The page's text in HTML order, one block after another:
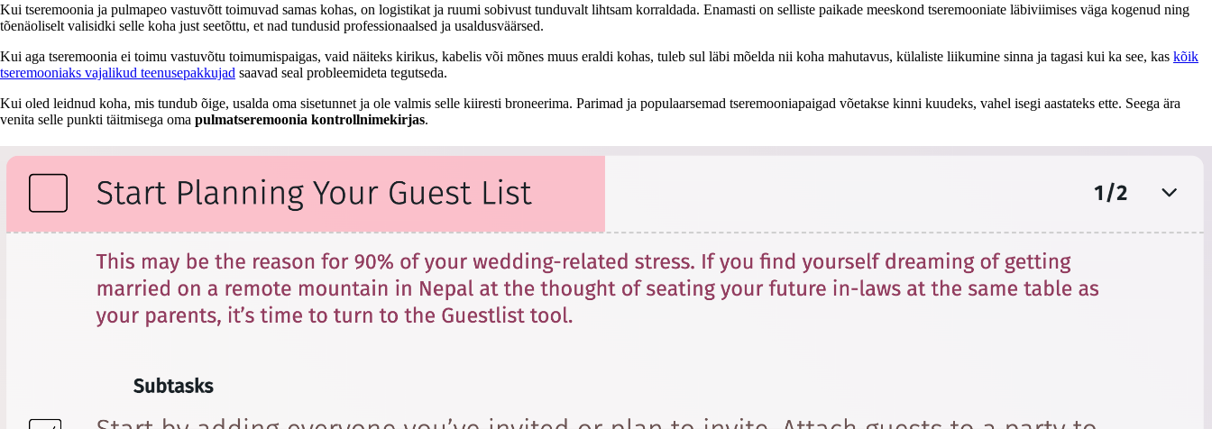
Kui tseremoonia ja pulmapeo vastuvõtt toimuvad samas kohas, on logistikat ja ruumi sobivust tunduvalt lihtsam korraldada. Enamasti on selliste paikade meeskond tseremooniate läbiviimises väga kogenud ning
tõenäoliselt valisidki selle koha just seetõttu, et nad tundusid professionaalsed ja usaldusväärsed.
Kui aga tseremoonia ei toimu vastuvõtu toimumispaigas, vaid näiteks kirikus, kabelis või mõnes muus eraldi kohas, tuleb sul läbi mõelda nii koha mahutavus, külaliste liikumine sinna ja tagasi kui ka see, kas kõik
tseremooniaks vajalikud teenusepakkujad saavad seal probleemideta tegutseda.
Kui oled leidnud koha, mis tundub õige, usalda oma sisetunnet ja ole valmis selle kiiresti broneerima. Parimad ja populaarsemad tseremooniapaigad võetakse kinni kuudeks, vahel isegi aastateks ette. Seega ära
venita selle punkti täitmisega oma pulmatseremoonia kontrollnimekirjas.